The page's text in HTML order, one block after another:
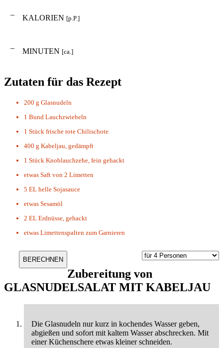
– KALORIEN [p.P.]
– MINUTEN [ca.]
Zutaten für das Rezept
200 g Glasnudeln
1 Bund Lauchzwiebeln
1 Stück frische rote Chilischote
400 g Kabeljau, gedämpft
1 Stück Knoblauchzehe, fein gehackt
etwas Saft von 2 Limetten
5 EL helle Sojasauce
etwas Sesamöl
2 EL Erdnüsse, gehackt
etwas Limettenspalten zum Garnieren
Zubereitung von
GLASNUDELSALAT MIT KABELJAU
Die Glasnudeln nur kurz in kochendes Wasser geben,
abgießen und sofort mit kaltem Wasser abschrecken. Mit
einer Küchenschere etwas kleiner schneiden.